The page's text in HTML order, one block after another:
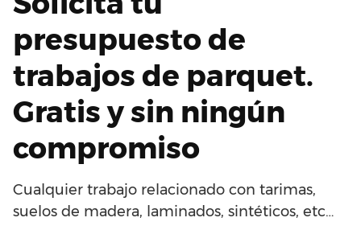
presupuesto de
trabajos de parquet.
Gratis y sin ningún
compromiso
Cualquier trabajo relacionado con tarimas,
suelos de madera, laminados, sintéticos, etc…